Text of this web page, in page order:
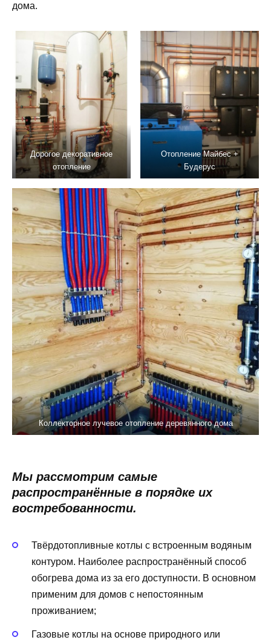
дома.
Дорогое декоративное
отопление
Отопление Майбес +
Будерус
Коллекторное лучевое отопление деревянного дома
Мы рассмотрим самые
распространённые в порядке их
востребованности.
Твёрдотопливные котлы с встроенным водяным
контуром. Наиболее распространённый способ
обогрева дома из за его доступности. В основном
применим для домов с непостоянным
проживанием;
Газовые котлы на основе природного или